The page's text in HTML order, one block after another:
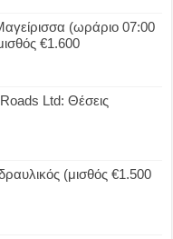
(ωράριο 07:00
€1.600
Ltd: Θέσεις
(μισθός €1.500